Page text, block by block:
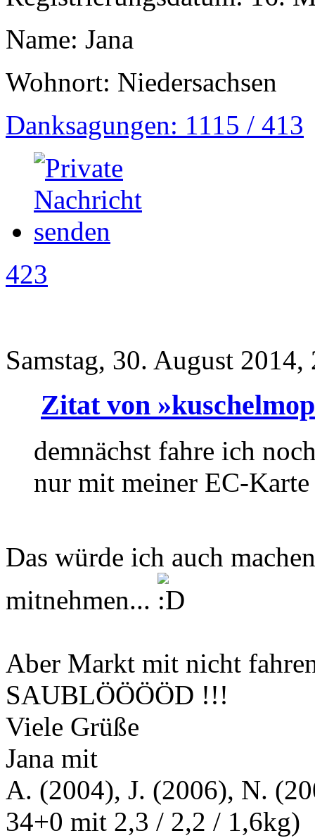
Name: Jana
Wohnort: Niedersachsen
Danksagungen: 1115 / 413
423
Samstag, 30. August 2014,
Zitat von
demnächst fahre ich
nur mit meiner EC-
Das würde ich auch
mitnehmen...
Aber Markt mit nicht
SAUBLÖÖÖÖD !!!
Viele Grüße
Jana mit
A. (2004), J. (2006), N.
34+0 mit 2,3 / 2,2 / 1,6kg)